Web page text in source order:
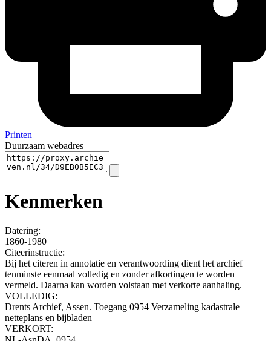
Printen
Duurzaam webadres
Kenmerken
Datering:
1860-1980
Citeerinstructie:
Bij het citeren in annotatie en verantwoording dient het archief
tenminste eenmaal volledig en zonder afkortingen te worden
vermeld. Daarna kan worden volstaan met verkorte aanhaling.
VOLLEDIG:
Drents Archief, Assen. Toegang 0954 Verzameling kadastrale
netteplans en bijbladen
VERKORT: